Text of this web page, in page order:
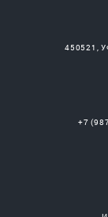
450521 ,
+7